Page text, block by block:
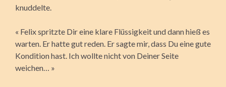
knuddelte.
« Felix spritzte Dir eine klare Flüssigkeit und dann hieß es
warten. Er hatte gut reden. Er sagte mir, dass Du eine gute
Kondition hast. Ich wollte nicht von Deiner Seite
weichen… »